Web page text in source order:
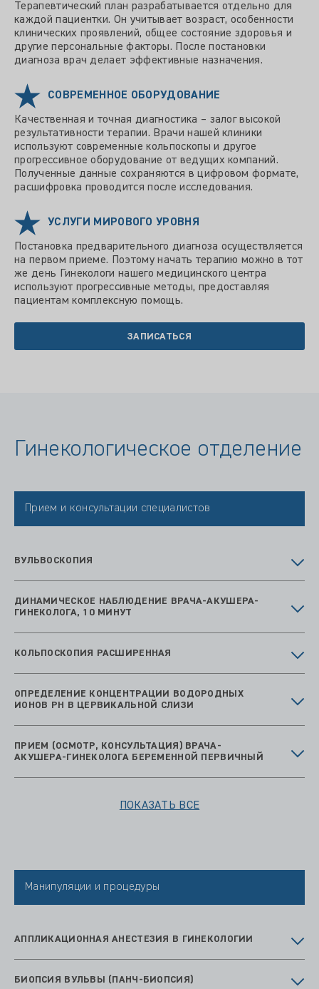
Терапевтический план разрабатывается отдельно для
каждой пациентки. Он учитывает возраст, особенности
клинических проявлений, общее состояние здоровья и
другие персональные факторы. После постановки
диагноза врач делает эффективные назначения.
СОВРЕМЕННОЕ ОБОРУДОВАНИЕ
Качественная и точная диагностика – залог высокой
результативности терапии. Врачи нашей клиники
используют современные кольпоскопы и другое
прогрессивное оборудование от ведущих компаний.
Полученные данные сохраняются в цифровом формате,
расшифровка проводится после исследования.
УСЛУГИ МИРОВОГО УРОВНЯ
Постановка предварительного диагноза осуществляется
на первом приеме. Поэтому начать терапию можно в тот
же день Гинекологи нашего медицинского центра
используют прогрессивные методы, предоставляя
пациентам комплексную помощь.
ЗАПИСАТЬСЯ
Гинекологическое отделение
Прием и консультации специалистов
ВУЛЬВОСКОПИЯ
ДИНАМИЧЕСКОЕ НАБЛЮДЕНИЕ ВРАЧА-АКУШЕРА-
ГИНЕКОЛОГА, 10 МИНУТ
КОЛЬПОСКОПИЯ РАСШИРЕННАЯ
ОПРЕДЕЛЕНИЕ КОНЦЕНТРАЦИИ ВОДОРОДНЫХ
ИОНОВ PH В ЦЕРВИКАЛЬНОЙ СЛИЗИ
ПРИЕМ (ОСМОТР, КОНСУЛЬТАЦИЯ) ВРАЧА-
АКУШЕРА-ГИНЕКОЛОГА БЕРЕМЕННОЙ ПЕРВИЧНЫЙ
ПОКАЗАТЬ ВСЕ
Манипуляции и процедуры
АППЛИКАЦИОННАЯ АНЕСТЕЗИЯ В ГИНЕКОЛОГИИ
БИОПСИЯ ВУЛЬВЫ (ПАНЧ-БИОПСИЯ)